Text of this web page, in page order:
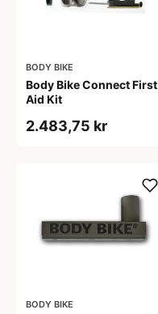
BODY BIKE
Body Bike Connect First
Aid Kit
2.483,75 kr
BODY BIKE